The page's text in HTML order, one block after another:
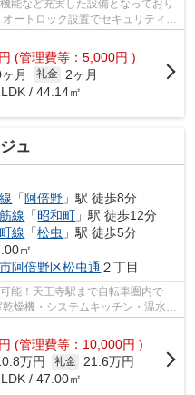
能など充実した設備となっており
円 (管理費等：5,000円 )
月 礼金
2ヶ月
/ 44.14㎡
ュ
「 阿倍野 」駅 徒歩8分
線 「昭和町 」駅 徒歩12分
線 「松虫 」駅 徒歩5分
㎡
阿倍野区松虫通 ２丁目
能！天王寺駅まで自転車圏内で
円 (管理費等：10,000円 )
万円 礼金 21.6万円
/ 47.00㎡